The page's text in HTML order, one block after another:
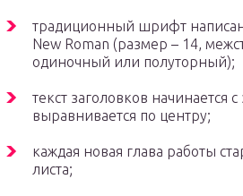
традиционный шрифт
New Roman (размер – 14,
одиночный или полуторный);
текст заголовков начинается
выравнивается по центру;
каждая новая глава работы
листа;